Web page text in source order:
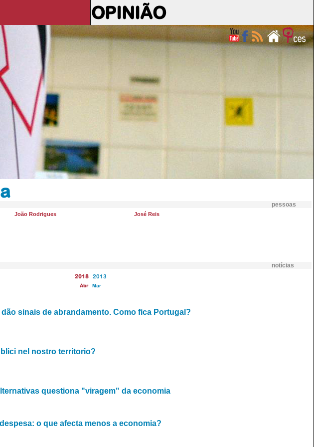
OPINIÃO
pessoas
João Rodrigues José Reis
notícias
2018 2013
Abr Mar
sinais de abrandamento. Como fica Portugal?
nel nostro territorio?
questiona "viragem" da economia
o que afecta menos a economia?